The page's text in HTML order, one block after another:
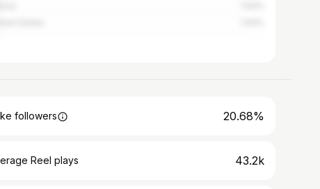
followers 20.68%
Reel plays 43.2k